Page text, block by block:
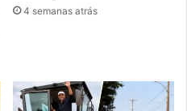
4 semanas atrás